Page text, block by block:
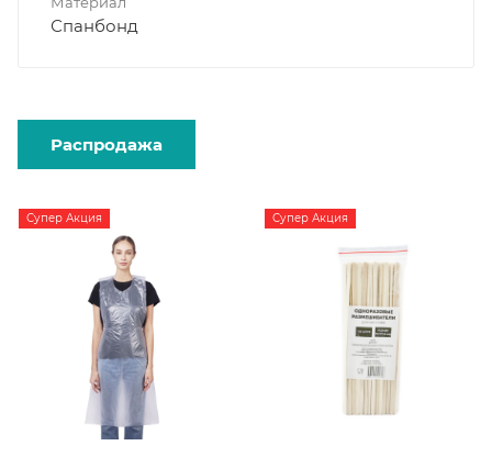
Спанбонд
Распродажа
Супер Акция Супер Акция